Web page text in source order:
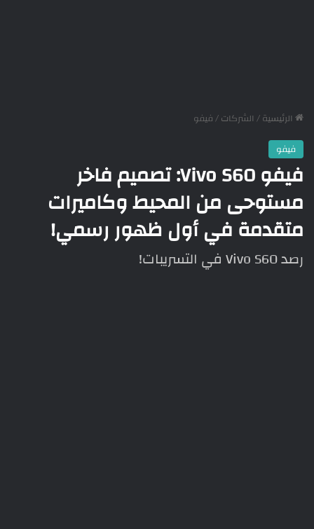
الرئيسية/ الشركات/فيفو
فيفو
فيفو Vivo S60: تصميم فاخر
مستوحى من المحيط وكاميرات
متقدمة في أول ظهور رسمي!
رصد Vivo S60 في التسريبات!